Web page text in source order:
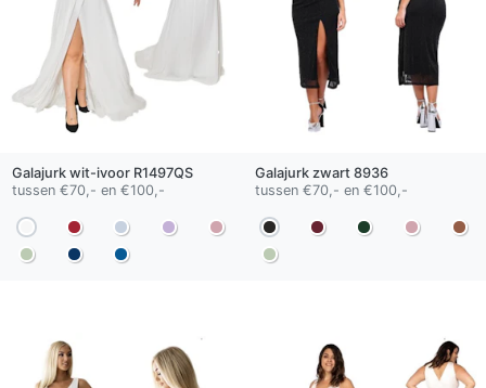
Galajurk wit-ivoorR1497QS
tussen €70,- en €100,-
Galajurk zwart8936
tussen €70,- en €100,-